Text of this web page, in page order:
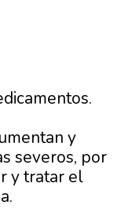
y
severos, por
y tratar el